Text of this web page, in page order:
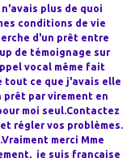
plus de quoi
conditions de vie
d'un prêt entre
de témoignage sur
vocal même fait
tout ce que j'avais elle
prêt par virement en
moi seul.Contactez
régler vos problèmes.
merci Mme
je suis française